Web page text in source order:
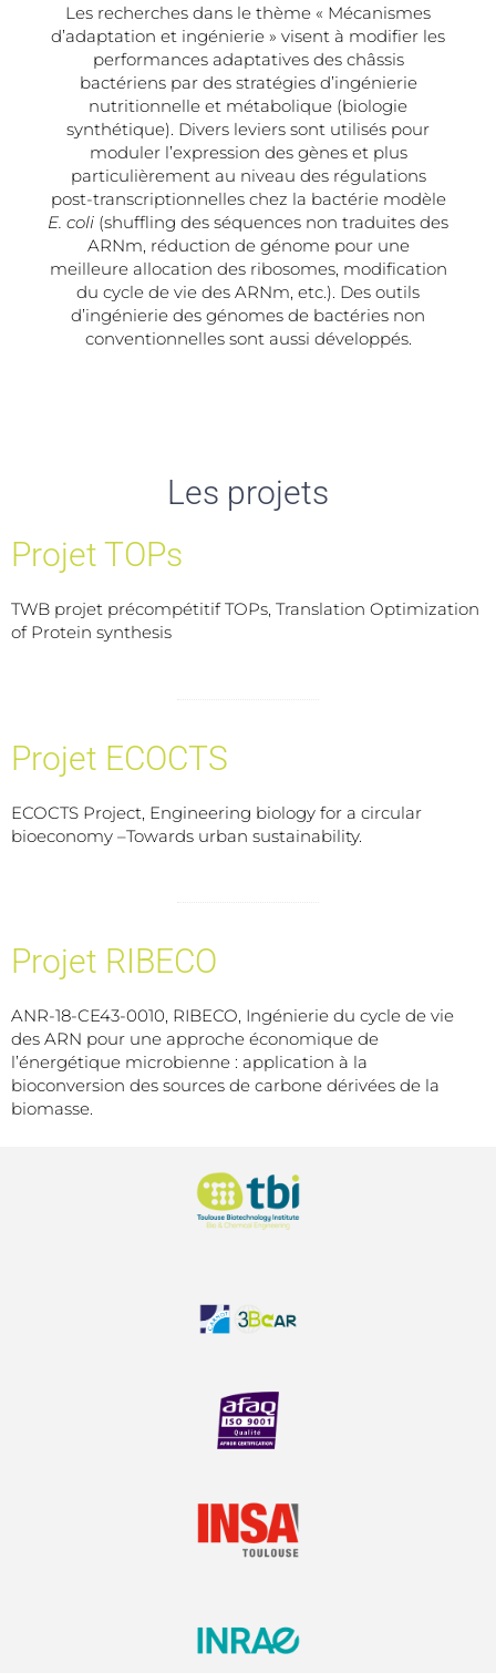
Les recherches dans le thème « Mécanismes
d’adaptation et ingénierie » visent à modifier les
performances adaptatives des châssis
bactériens par des stratégies d’ingénierie
nutritionnelle et métabolique (biologie
synthétique). Divers leviers sont utilisés pour
moduler l’expression des gènes et plus
particulièrement au niveau des régulations
post-transcriptionnelles chez la bactérie modèle
E. coli (shuffling des séquences non traduites des
ARNm, réduction de génome pour une
meilleure allocation des ribosomes, modification
du cycle de vie des ARNm, etc.). Des outils
d’ingénierie des génomes de bactéries non
conventionnelles sont aussi développés.
Les projets
Projet TOPs
TWB projet précompétitif TOPs, Translation Optimization
of Protein synthesis
Projet ECOCTS
ECOCTS Project, Engineering biology for a circular
bioeconomy –Towards urban sustainability.
Projet RIBECO
ANR-18-CE43-0010, RIBECO, Ingénierie du cycle de vie
des ARN pour une approche économique de
l’énergétique microbienne : application à la
bioconversion des sources de carbone dérivées de la
biomasse.